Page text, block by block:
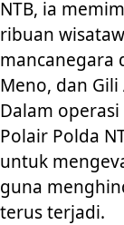
NTB, ia
ribuan
mancanegara
Meno, dan
Dalam
Polair Polda
untuk
guna
terus terjadi.